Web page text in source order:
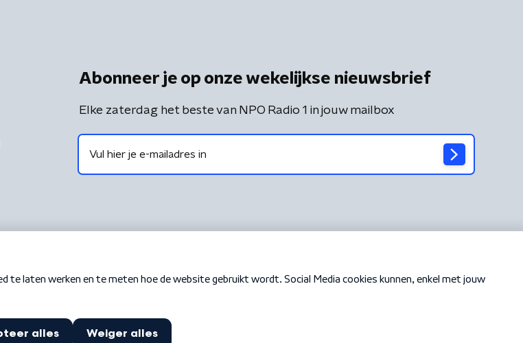
Abonneer je op onze wekelijkse nieuwsbrief
Elke zaterdag het beste van NPO Radio 1 in jouw mailbox